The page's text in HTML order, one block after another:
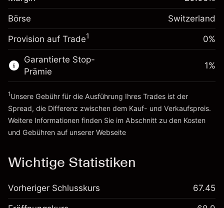
~CHF 5,000.00
Geld aus Hebelwirkung ~
CHF 4,000.00
Zur Plattform
Übernachtfinanzierung
fremdfinanzierten
Positionswert
-0.011396%
(-CHF 0.57)
Positionsgröße mit Hebelwirkung
~CHF 5,000.00
Geld aus Hebelwirkung ~
Zur Plattform
Börse Switzerland
Provision auf Trade1 0%
Garantierte Stop-
Prämie
1%
1Unsere Gebühr für die Ausführung Ihres Trades ist der
Spread, die Differenz zwischen dem Kauf- und Verkaufspreis.
Weitere Informationen finden Sie im Abschnitt zu den Kosten
und Gebühren auf unserer Webseite
Wichtige Statistiken
Vorheriger Schlusskurs 67.45